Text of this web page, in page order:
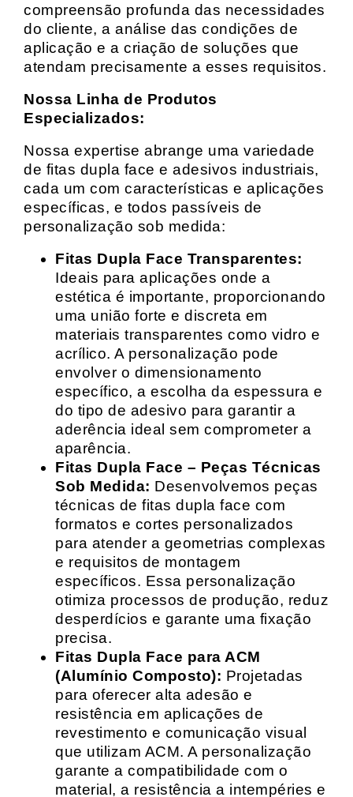
compreensão profunda das necessidades
do cliente, a análise das condições de
aplicação e a criação de soluções que
atendam precisamente a esses requisitos.
Nossa Linha de Produtos
Especializados:
Nossa expertise abrange uma variedade
de fitas dupla face e adesivos industriais,
cada um com características e aplicações
específicas, e todos passíveis de
personalização sob medida:
Fitas Dupla Face Transparentes:
Ideais para aplicações onde a
estética é importante, proporcionando
uma união forte e discreta em
materiais transparentes como vidro e
acrílico. A personalização pode
envolver o dimensionamento
específico, a escolha da espessura e
do tipo de adesivo para garantir a
aderência ideal sem comprometer a
aparência.
Fitas Dupla Face – Peças Técnicas
Sob Medida: Desenvolvemos peças
técnicas de fitas dupla face com
formatos e cortes personalizados
para atender a geometrias complexas
e requisitos de montagem
específicos. Essa personalização
otimiza processos de produção, reduz
desperdícios e garante uma fixação
precisa.
Fitas Dupla Face para ACM
(Alumínio Composto): Projetadas
para oferecer alta adesão e
resistência em aplicações de
revestimento e comunicação visual
que utilizam ACM. A personalização
garante a compatibilidade com o
material, a resistência a intempéries e